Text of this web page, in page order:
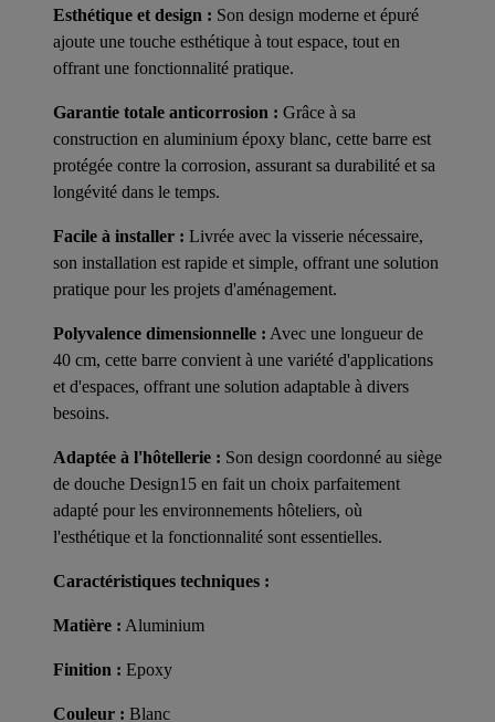
Esthétique et design : Son design moderne et épuré
ajoute une touche esthétique à tout espace, tout en
offrant une fonctionnalité pratique.
Garantie totale anticorrosion : Grâce à sa
construction en aluminium époxy blanc, cette barre est
protégée contre la corrosion, assurant sa durabilité et sa
longévité dans le temps.
Facile à installer : Livrée avec la visserie nécessaire,
son installation est rapide et simple, offrant une solution
pratique pour les projets d'aménagement.
Polyvalence dimensionnelle : Avec une longueur de
40 cm, cette barre convient à une variété d'applications
et d'espaces, offrant une solution adaptable à divers
besoins.
Adaptée à l'hôtellerie : Son design coordonné au siège
de douche Design15 en fait un choix parfaitement
adapté pour les environnements hôteliers, où
l'esthétique et la fonctionnalité sont essentielles.
Caractéristiques techniques :
Matière : Aluminium
Finition : Epoxy
Couleur : Blanc